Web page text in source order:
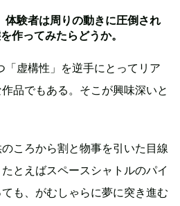
体験者は周りの動きに圧倒され
作ってみたらどうか。
虚構性」を逆手にとってリア
品でもある。そこが興味深いと
のころから割と物事を引いた目線
とえばスペースシャトルのパイ
も、がむしゃらに夢に突き進む